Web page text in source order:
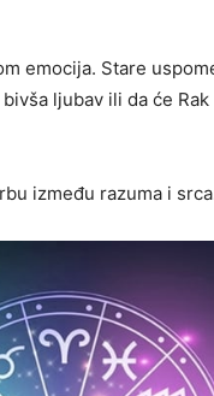
emocija. Stare
ljubav ili da će
između razuma i